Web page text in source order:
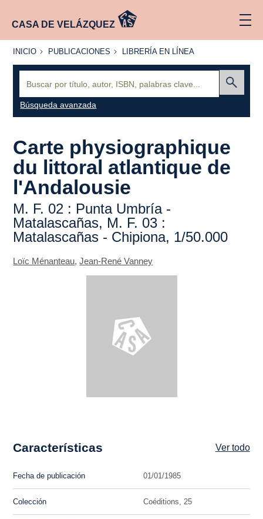
CASA DE VELÁZQUEZ
INICIO
INICIO PUBLICACIONES
PUBLICACIONES
LIBRERÍA
LÍNEA
LIBRERÍA EN LÍNEA
Búsqueda avanzada
Carte physiographique
du littoral atlantique de
l'Andalousie
M. F. 02 : Punta Umbría -
Matalascañas, M. F. 03 :
Matalascañas - Chipiona, 1/50.000
Loïc Ménanteau,Jean-René Vanney
Características Ver todo
Fecha de publicación 01/01/1985
Colección Coéditions, 25